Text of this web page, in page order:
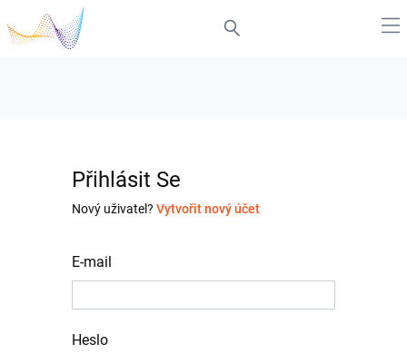
Přihlásit Se
Nový uživatel? Vytvořit nový účet
E-mail
Heslo